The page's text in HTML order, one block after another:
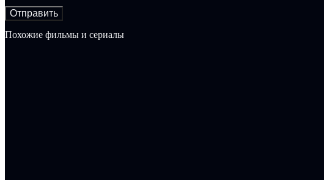
Отправить
Похожие фильмы и сериалы